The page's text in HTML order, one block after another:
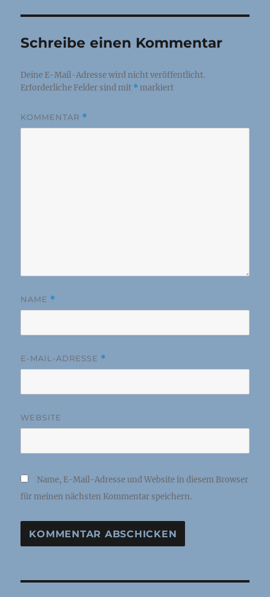
Schreibe einen Kommentar
Deine E-Mail-Adresse wird nicht veröffentlicht.
Erforderliche Felder sind mit * markiert
KOMMENTAR *
NAME *
E-MAIL-ADRESSE *
WEBSITE
Name, E-Mail-Adresse und Website in diesem Browser
für meinen nächsten Kommentar speichern.